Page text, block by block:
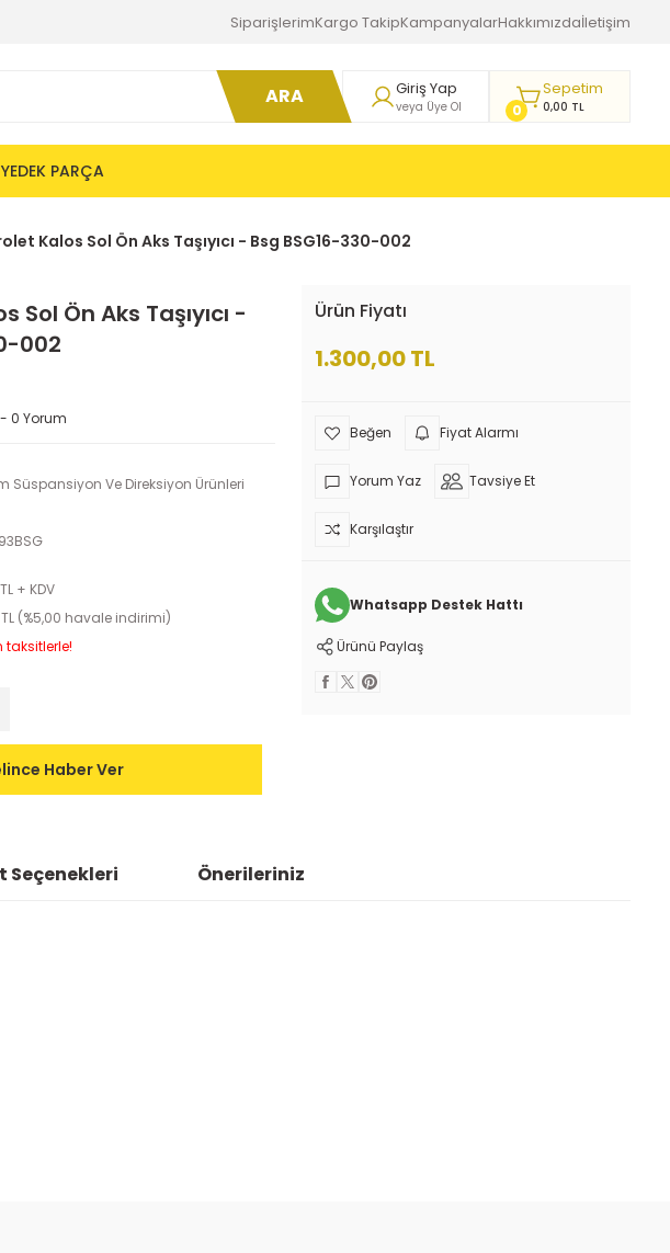
SiparişlerimKargo TakipKampanyalarHakkımızdaİletişim
ARA Giriş Yap
veya Üye Ol 0
Sepetim
0,00 TL
YEDEK PARÇA
Kalos Sol Ön Aks Taşıyıcı - Bsg BSG16-330-002
Sol Ön Aks Taşıyıcı -
002
0 Yorum
Süspansiyon Ve Direksiyon Ürünleri
+ KDV
TL (%5,00 havale indirimi)
taksitlerle!
Haber Ver
Ürün Fiyatı
1.300,00 TL
Fiyat Alarmı
Yorum Yaz Tavsiye Et
Karşılaştır
Whatsapp Destek Hattı
Ürünü Paylaş
Seçenekleri Önerileriniz